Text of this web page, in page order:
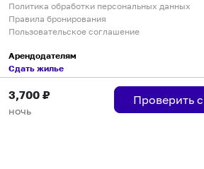
3,700 ₽
ночь
Проверить
Политика обработки персональных данных
Правила бронирования
Пользовательское соглашение
Арендодателям
Сдать жилье
Пользовательское соглашение
Правила публикации объявлений